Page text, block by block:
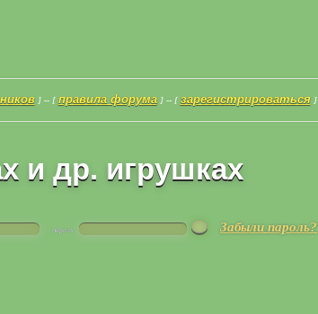
] -- [ правила форума] -- [ зарегистрироваться]
и др. игрушках
пароль Забыли пароль?